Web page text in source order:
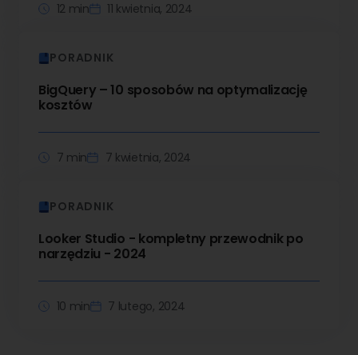
12 min 11 kwietnia, 2024
PORADNIK
BigQuery – 10 sposobów na optymalizację
kosztów
7 min 7 kwietnia, 2024
PORADNIK
Looker Studio - kompletny przewodnik po
narzędziu - 2024
10 min 7 lutego, 2024